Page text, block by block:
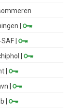
|
|
|
|
|
|